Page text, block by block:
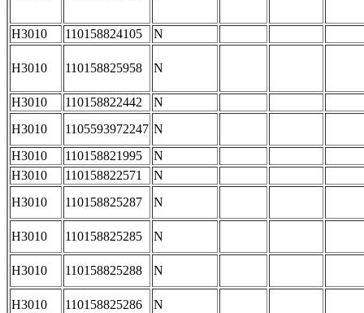
H3010 110158824105 N
H3010 110158825958 N
H3010 110158822442
N
H3010
1105593972247 N
H3010
110158821995
N
H3010
110158822571
N
H3010
110158825287 N
H3010 110158825285 N
H3010 110158825288 N
H3010 110158825286 N